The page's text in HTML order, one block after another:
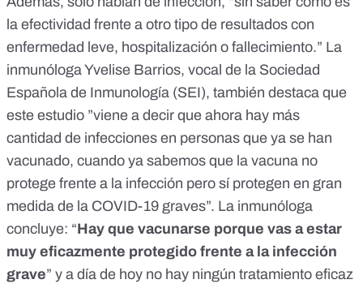
la efectividad frente a otro tipo de resultados con
enfermedad leve, hospitalización o fallecimiento.” La
inmunóloga Yvelise Barrios, vocal de la Sociedad
Española de Inmunología (SEI), también destaca que
este estudio ”viene a decir que ahora hay más
cantidad de infecciones en personas que ya se han
vacunado, cuando ya sabemos que la vacuna no
protege frente a la infección pero sí protegen en gran
medida de la COVID-19 graves”. La inmunóloga
concluye: “Hay que vacunarse porque vas a estar
muy eficazmente protegido frente a la infección
grave” y a día de hoy no hay ningún tratamiento eficaz